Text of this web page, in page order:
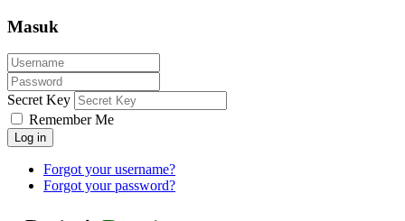
Masuk
Secret Key
Remember Me
Log in
Forgot your username?
Forgot your password?